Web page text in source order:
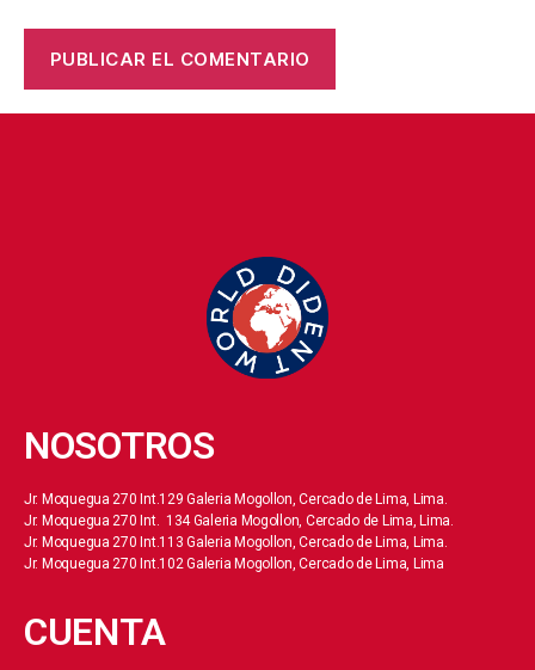
NOSOTROS
Jr. Moquegua 270 Int.129 Galeria Mogollon, Cercado de Lima, Lima.
Jr. Moquegua 270 Int. 134 Galeria Mogollon, Cercado de Lima, Lima.
Jr. Moquegua 270 Int.113 Galeria Mogollon, Cercado de Lima, Lima.
Jr. Moquegua 270 Int.102 Galeria Mogollon, Cercado de Lima, Lima
CUENTA